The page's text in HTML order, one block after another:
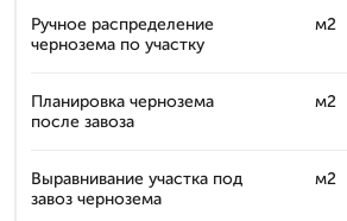
Ручное распределение
чернозема по участку
м2
Планировка чернозема
после завоза
м2
Выравнивание участка под
завоз чернозема
м2